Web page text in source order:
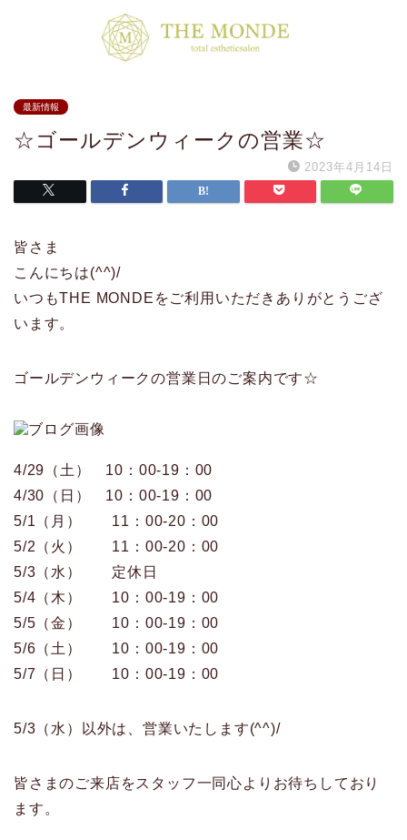
最新情報
☆ゴールデンウィークの営業☆
2023年4月14日
皆さま
こんにちは(^^)/
いつもTHE MONDEをご利用いただきありがとうござ
います。
ゴールデンウィークの営業日のご案内です☆
4/29（土） 10：00-19：00
4/30（日） 10：00-19：00
5/1（月） 11：00-20：00
5/2（火） 11：00-20：00
5/3（水） 定休日
5/4（木） 10：00-19：00
5/5（金） 10：00-19：00
5/6（土） 10：00-19：00
5/7（日） 10：00-19：00
5/3（水）以外は、営業いたします(^^)/
皆さまのご来店をスタッフ一同心よりお待ちしており
ます。